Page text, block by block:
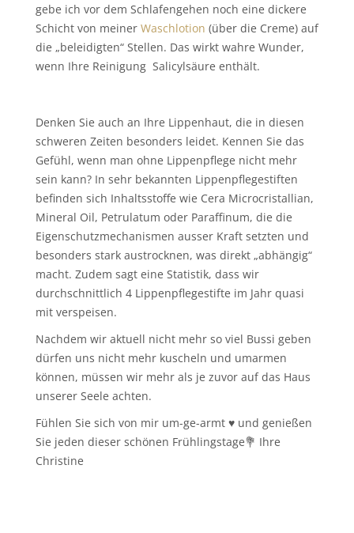
gebe ich vor dem Schlafengehen noch eine dickere
Schicht von meiner Waschlotion (über die Creme) auf
die „beleidigten“ Stellen. Das wirkt wahre Wunder,
wenn Ihre Reinigung Salicylsäure enthält.
Denken Sie auch an Ihre Lippenhaut, die in diesen
schweren Zeiten besonders leidet. Kennen Sie das
Gefühl, wenn man ohne Lippenpflege nicht mehr
sein kann? In sehr bekannten Lippenpflegestiften
befinden sich Inhaltsstoffe wie Cera Microcristallian,
Mineral Oil, Petrulatum oder Paraffinum, die die
Eigenschutzmechanismen ausser Kraft setzten und
besonders stark austrocknen, was direkt „abhängig“
macht. Zudem sagt eine Statistik, dass wir
durchschnittlich 4 Lippenpflegestifte im Jahr quasi
mit verspeisen.
Nachdem wir aktuell nicht mehr so viel Bussi geben
dürfen uns nicht mehr kuscheln und umarmen
können, müssen wir mehr als je zuvor auf das Haus
unserer Seele achten.
Fühlen Sie sich von mir um-ge-armt ♥️ und genießen
Sie jeden dieser schönen Frühlingstage💐 Ihre
Christine